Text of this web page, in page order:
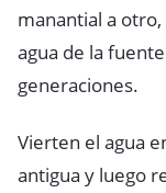
manantial a
agua de la
generaciones.
Vierten el agua
antigua y luego